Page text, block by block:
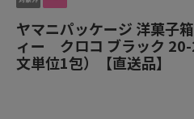
ヤマニパッケージ 洋菓
ィー クロコ ブラック
文単位1包）【直送品】